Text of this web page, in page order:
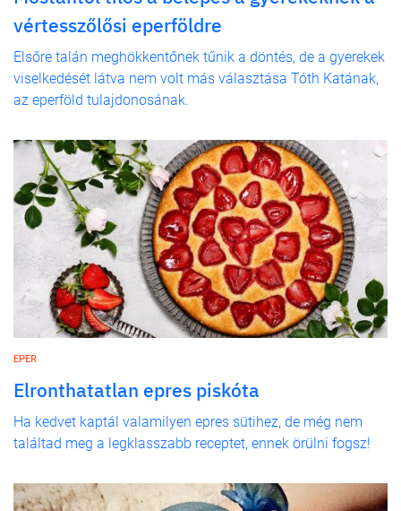
vértesszőlősi eperföldre
Elsőre talán meghökkentőnek tűnik a döntés, de a gyerekek
viselkedését látva nem volt más választása Tóth Katának,
az eperföld tulajdonosának.
EPER
Elronthatatlan epres piskóta
Ha kedvet kaptál valamilyen epres sütihez, de még nem
találtad meg a legklasszabb receptet, ennek örülni fogsz!